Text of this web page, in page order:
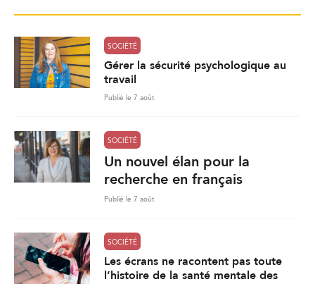
SOCIÉTÉ
Gérer la sécurité psychologique au
travail
Publié le 7 août
SOCIÉTÉ
Un nouvel élan pour la
recherche en français
Publié le 7 août
SOCIÉTÉ
Les écrans ne racontent pas toute
l’histoire de la santé mentale des